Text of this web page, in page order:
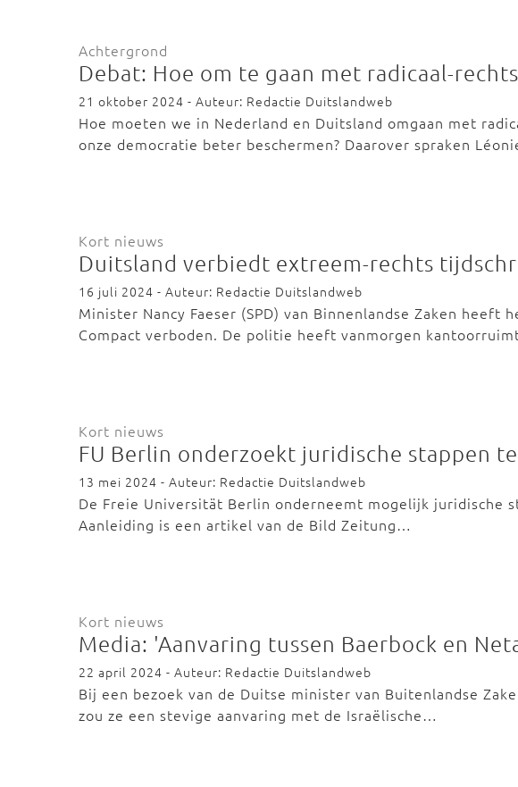
Achtergrond
Debat: Hoe om te gaan met radicaal-
21 oktober 2024 - Auteur: Redactie Duitslandweb
Hoe moeten we in Nederland en Duitsland omgaan met
onze democratie beter beschermen? Daarover spraken
Kort nieuws
Duitsland verbiedt extreem-rechts
16 juli 2024 - Auteur: Redactie Duitslandweb
Minister Nancy Faeser (SPD) van Binnenlandse Zaken
Compact verboden. De politie heeft vanmorgen
Kort nieuws
FU Berlin onderzoekt juridische stappen
13 mei 2024 - Auteur: Redactie Duitslandweb
De Freie Universität Berlin onderneemt mogelijk juridische
Aanleiding is een artikel van de Bild Zeitung…
Kort nieuws
Media: 'Aanvaring tussen Baerbock en
22 april 2024 - Auteur: Redactie Duitslandweb
Bij een bezoek van de Duitse minister van Buitenlandse
zou ze een stevige aanvaring met de Israëlische…